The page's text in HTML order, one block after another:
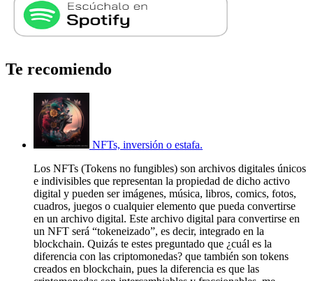
Te recomiendo
NFTs, inversión o estafa.
Los NFTs (Tokens no fungibles) son archivos digitales únicos
e indivisibles que representan la propiedad de dicho activo
digital y pueden ser imágenes, música, libros, comics, fotos,
cuadros, juegos o cualquier elemento que pueda convertirse
en un archivo digital. Este archivo digital para convertirse en
un NFT será “tokeneizado”, es decir, integrado en la
blockchain. Quizás te estes preguntado que ¿cuál es la
diferencia con las criptomonedas? que también son tokens
creados en blockchain, pues la diferencia es que las